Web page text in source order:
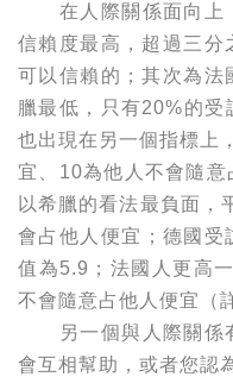
在人際關係面向上
信賴度最高，超過三分
可以信賴的；其次為法
臘最低，只有20%的
也出現在另一個指標上
宜、10為他人不會隨
以希臘的看法最負面，
會占他人便宜；德國受
值為5.9；法國人更高
不會隨意占他人便宜（
另一個與人際關係有
會互相幫助，或者您認